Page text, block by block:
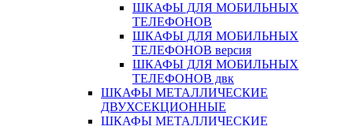
ШКАФЫ ДЛЯ МОБИЛЬНЫХ
ТЕЛЕФОНОВ
ШКАФЫ ДЛЯ МОБИЛЬНЫХ
ТЕЛЕФОНОВ версия
ШКАФЫ ДЛЯ МОБИЛЬНЫХ
ТЕЛЕФОНОВ двк
ШКАФЫ МЕТАЛЛИЧЕСКИЕ
ДВУХСЕКЦИОННЫЕ
ШКАФЫ МЕТАЛЛИЧЕСКИЕ